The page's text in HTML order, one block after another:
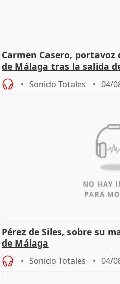
Carmen Casero, portavoz
de Málaga tras la salida
Sonido Totales 04/
Pérez de Siles, sobre su
de Málaga
Sonido Totales 04/